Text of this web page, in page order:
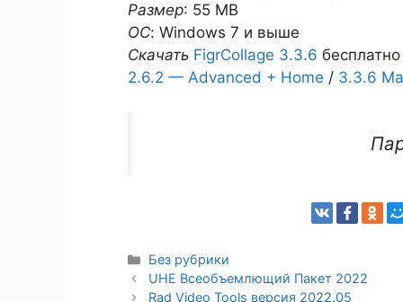
Размер: 55 MB
ОС: Windows 7 и выше
Скачать FigrCollage 3.3.6
2.6.2 — Advanced + Home / 3.3.6
Рубрики
Без рубрики
UHE Всеобъемлющий Пакет 2022
Rad Video Tools версия 2022.05